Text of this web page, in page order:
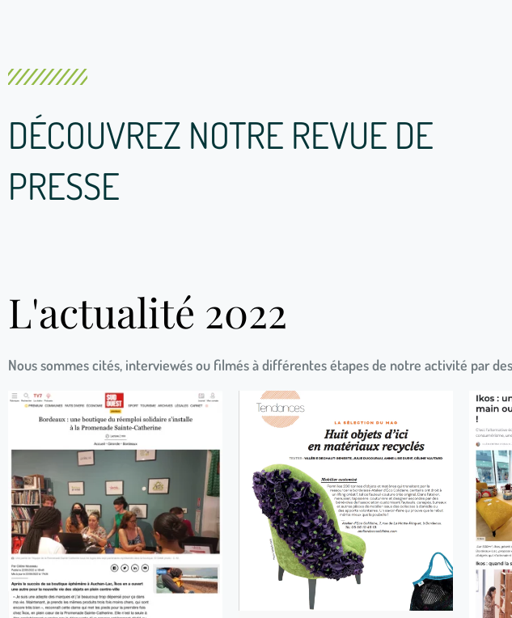
DÉCOUVREZ NOTRE REVUE DE
PRESSE
L'actualité 2022
Nous sommes cités, interviewés ou filmés à différentes étapes de notre activité par